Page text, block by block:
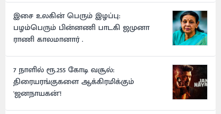
இசை உலகின் பெரும் இழப்பு:
பழம்பெரும் பின்னணி பாடகி ஜமுனா
ராணி காலமானார் .
7 நாளில் ரூ.255 கோடி வசூல்:
திரையரங்குகளை ஆக்கிரமிக்கும்
'ஜனநாயகன்'!